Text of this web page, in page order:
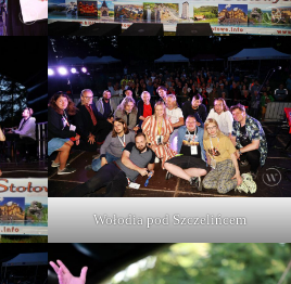
Wołodia pod Szczelińcem